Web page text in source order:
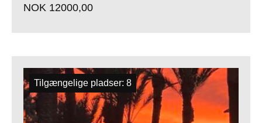
NOK 12000,00
Tilgængelige pladser: 8